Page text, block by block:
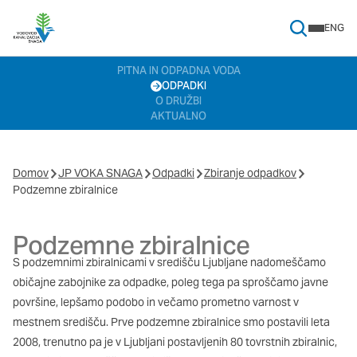
ENG
PITNA IN ODPADNA VODA
ODPADKI
O DRUŽBI
AKTUALNO
Search Menu
Domov JP VOKA SNAGA Odpadki
Zbiranje odpadkov
Podzemne zbiralnice
Podzemne zbiralnice
S podzemnimi zbiralnicami v središču Ljubljane nadomeščamo
običajne zabojnike za odpadke, poleg tega pa sproščamo javne
površine, lepšamo podobo in večamo prometno varnost v
mestnem središču. Prve podzemne zbiralnice smo postavili leta
2008, trenutno pa je v Ljubljani postavljenih 80 tovrstnih zbiralnic,
Nastavitve piškotkov
Ko obiščete katero koli spletno mesto, mesto lahko shrani ali
nastavitve, vašo napravo ali pa skrbijo, da vaše spletno mesto
deluje v skladu z vašimi pričakovanji. Te informacije običajno ne
Nekatere vrste piškotkov lahko zavrnete. Klikajte različna
imena kategorij, da si ogledate več informacij in spremenite
privzete nastavitve. Blokiranje določenih vrst piškotkov vpliva
na vašo uporabo tega spletnega mesta in naše storitve.Več
informacij
Obvezni piškotki
Vedno aktivni